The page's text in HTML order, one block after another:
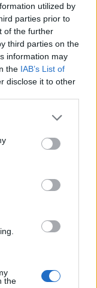
utilized by
parties prior to
of the further
third parties on the
information may
the IAB’s List of
disclose it to other
or more Google
You may click to
party tags to
in below Google
the
στον... τόπο
και 155 βιαστές
σε δύσκολη θέση
Συντακτική